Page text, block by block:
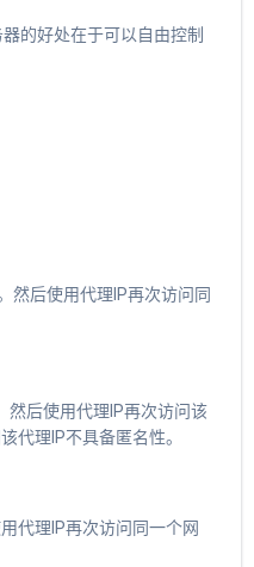
的好处在于可以自由控制
然后使用代理IP再次访问同
后使用代理IP再次访问该
代理IP不具备匿名性。
代理IP再次访问同一个网